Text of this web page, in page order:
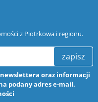
z Piotrkowa i regionu.
zapisz
oraz informacji
podany adres e-mail.